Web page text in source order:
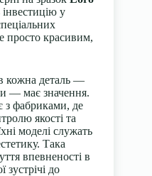
у
просто красивим,
кожна деталь —
— має значення.
з фабриками, де
якості та
моделі служать
Така
впевненості в
зустрічі до